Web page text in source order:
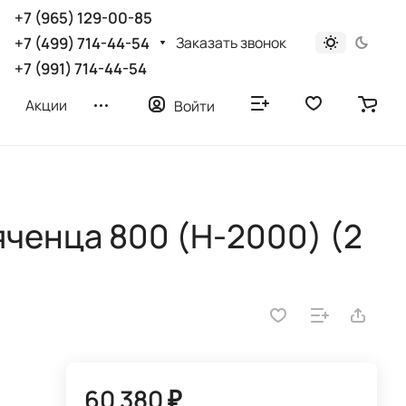
+7 (965) 129-00-85
+7 (499) 714-44-54
+7 (991) 714-44-54
Заказать звонок
Акции Войти
800 (H-2000) (2
60 380 ₽